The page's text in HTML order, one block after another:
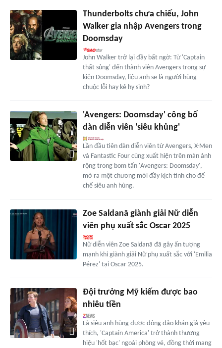
Thunderbolts chưa chiếu, John
Walker gia nhập Avengers trong
Doomsday
John Walker trở lại đầy bất ngờ: Từ 'Captain
thất sủng' đến thành viên Avengers trong sự
kiện Doomsday, liệu anh sẽ là người hùng
chuộc lỗi hay kẻ hy sinh?
'Avengers: Doomsday' công bố
dàn diễn viên 'siêu khủng'
Lần đầu tiên dàn diễn viên từ Avengers, X-Men
và Fantastic Four cùng xuất hiện trên màn ảnh
rộng trong bom tấn 'Avengers: Doomsday',
mở ra một chương mới đầy kịch tính cho đế
chế siêu anh hùng.
Zoe Saldanã giành giải Nữ diễn
viên phụ xuất sắc Oscar 2025
Nữ diễn viên Zoe Saldanã đã gây ấn tượng
mạnh khi giành giải Nữ phụ xuất sắc với 'Emilia
Pérez' tại Oscar 2025.
Đội trưởng Mỹ kiếm được bao
nhiêu tiền
Là siêu anh hùng được đông đảo khán giả yêu
thích, 'Captain America' trở thành thương
hiệu 'hốt bạc' ngoài phòng vé, đồng thời mang